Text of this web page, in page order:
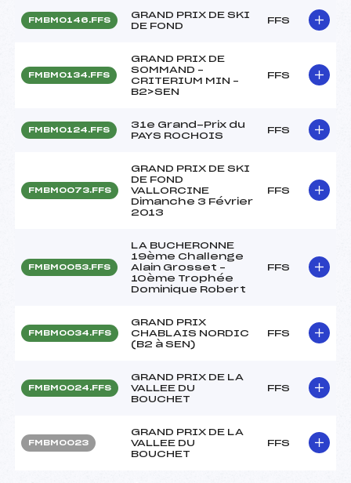
FMBM0146.FFS
GRAND PRIX DE SKI
DE FOND
FFS
FMBM0134.FFS
GRAND PRIX DE
SOMMAND –
CRITERIUM MIN –
B2>SEN
FFS
FMBM0124.FFS
31e Grand-Prix du
PAYS ROCHOIS
FFS
FMBM0073.FFS
GRAND PRIX DE SKI
DE FOND
VALLORCINE
Dimanche 3 Février
2013
FFS
FMBM0053.FFS
LA BUCHERONNE
19ème Challenge
Alain Grosset –
10ème Trophée
Dominique Robert
FFS
FMBM0034.FFS
GRAND PRIX
CHABLAIS NORDIC
(B2 à SEN)
FFS
FMBM0024.FFS
GRAND PRIX DE LA
VALLEE DU
BOUCHET
FFS
FMBM0023
GRAND PRIX DE LA
VALLEE DU
BOUCHET
FFS